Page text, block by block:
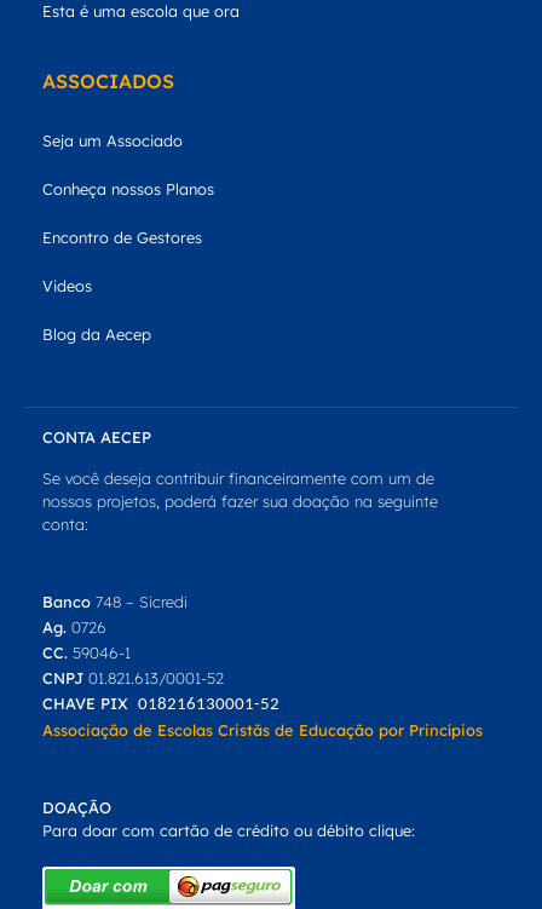
Esta é uma escola que ora
ASSOCIADOS
Seja um Associado
Conheça nossos Planos
Encontro de Gestores
Videos
Blog da Aecep
CONTA AECEP
Se você deseja contribuir financeiramente com um de
nossos projetos, poderá fazer sua doação na seguinte
conta:
Banco 748 – Sicredi
Ag. 0726
CC. 59046-1
CNPJ 01.821.613/0001-52
CHAVE PIX 018216130001-52
Associação de Escolas Cristãs de Educação por Princípios
DOAÇÃO
Para doar com cartão de crédito ou débito clique: